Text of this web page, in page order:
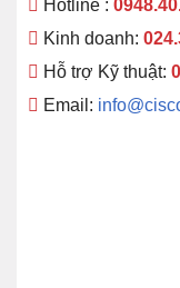
Hotline :
Kinh doanh:
Hỗ trợ Kỹ thuật:
Email: